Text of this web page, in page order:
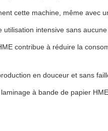
cette machine, même avec
intensive sans aucune
contribue à réduire la
en douceur et sans
à bande de papier